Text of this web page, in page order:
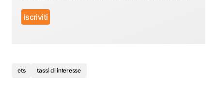
ets tassi di interesse